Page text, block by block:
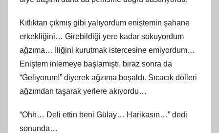
Kıtlıktan çıkmış gibi yalıyordum eniştemin şahane
erkekliğini… Girebildiği yere kadar sokuyordum
ağzıma… İliğini kurutmak istercesine emiyordum…
Eniştem inlemeye başlamıştı, biraz sonra da
“Geliyorum!” diyerek ağzıma boşaldı. Sıcacık dölleri
ağzımdan taşarak yerlere akıyordu…
“Ohh… Deli ettin beni Gülay… Harikasın…” dedi
sonunda…